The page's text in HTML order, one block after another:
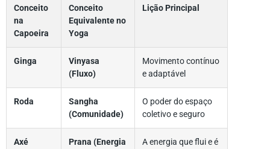
Conceito
na
Capoeira
Conceito
Equivalente no
Yoga
Lição Principal
Ginga
Vinyasa
(Fluxo)
Movimento contínuo
e adaptável
Roda
Sangha
(Comunidade)
O poder do espaço
coletivo e seguro
Axé
Prana (Energia
A energia que flui e é